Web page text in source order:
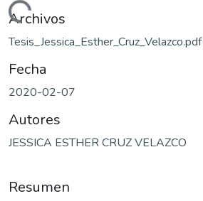
Cargando...
Archivos
Tesis_Jessica_Esther_Cruz_Velazco.pdf
Fecha
2020-02-07
Autores
JESSICA ESTHER CRUZ VELAZCO
Resumen